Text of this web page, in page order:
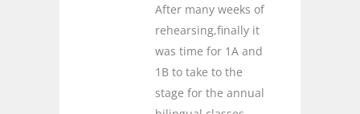
After many weeks of
rehearsing,finally it
was time for 1A and
1B to take to the
stage for the annual